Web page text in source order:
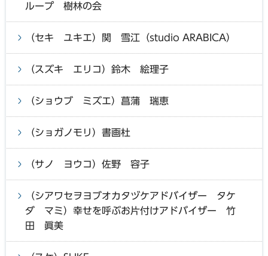
ループ 樹林の会
（セキ ユキエ）関 雪江（studio ARABICA）
（スズキ エリコ）鈴木 絵理子
（ショウブ ミズエ）菖蒲 瑞恵
（ショガノモリ）書画杜
（サノ ヨウコ）佐野 容子
（シアワセヲヨブオカタヅケアドバイザー タケ
ダ マミ）幸せを呼ぶお片付けアドバイザー 竹
田 眞美